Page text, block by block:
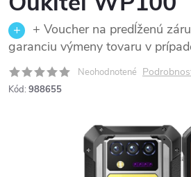
+ Voucher na predĺženú
garanciu výmeny tovaru v
Neohodnotené
Kód: 988655